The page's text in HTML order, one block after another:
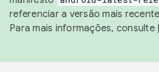
referenciar a versão mais
Para mais informações, consulte